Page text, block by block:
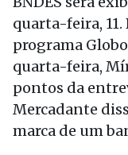
quarta-feira,
programa
quarta-feira,
pontos da
Mercadante
marca de um